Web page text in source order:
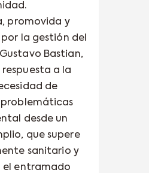
promovida y
la gestión del
Bastian,
a la
de
desde un
que supere
sanitario y
el entramado